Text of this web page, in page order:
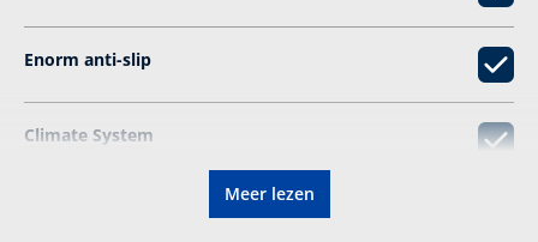
Enorm anti-­slip
Climate System
Meer lezen